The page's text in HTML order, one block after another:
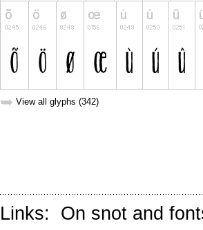
➥ View all glyphs (342)
Links: On snot and